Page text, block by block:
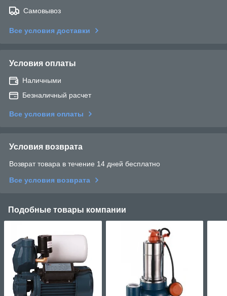
Самовывоз
Все условия доставки
Условия оплаты
Наличными
Безналичный расчет
Все условия оплаты
Условия возврата
Возврат товара в течение 14 дней бесплатно
Все условия возврата
Подобные товары компании